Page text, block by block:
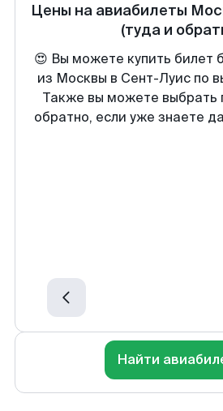
Цены на авиабилеты
(туда и
😍 Вы можете купить билет
из Москвы в Сент-Луис по
Также вы можете выбрать
обратно, если уже знаете
Найти